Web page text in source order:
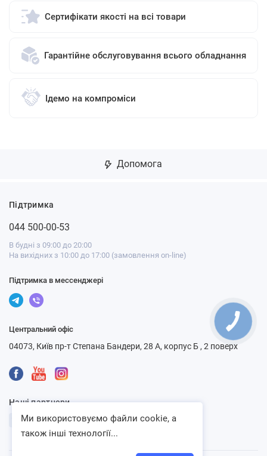
Сертифікати якості на всі товари
Гарантійне обслуговування всього обладнання
Ідемо на компроміси
Допомога
Підтримка
044 500-00-53
В будні з 09:00 до 20:00
На вихідних з 10:00 до 17:00 (замовлення on-line)
Підтримка в мессенджері
Центральний офіс
04073, Київ пр-т Степана Бандери, 28 А, корпус Б , 2 поверх
Наші партнери
Ми використовуємо файли cookie, а
також інші технології...